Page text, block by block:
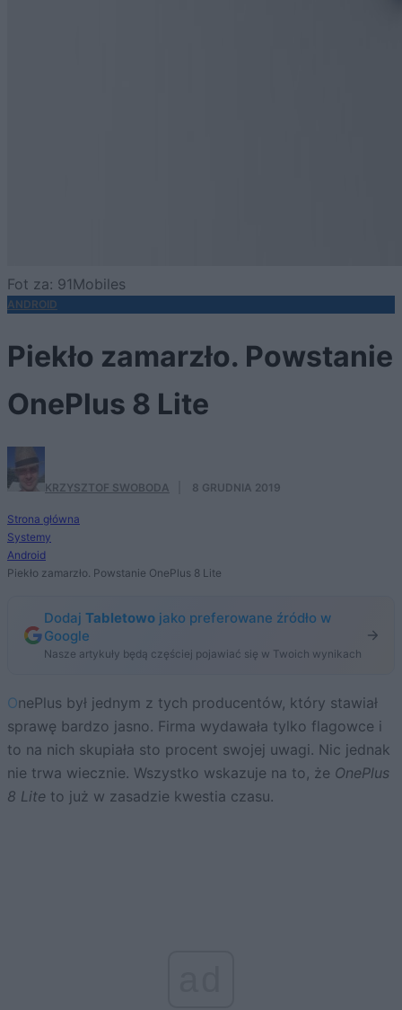
Fot za: 91Mobiles
ANDROID
Piekło zamarzło. Powstanie
OnePlus 8 Lite
KRZYSZTOF SWOBODA 8 GRUDNIA 2019
Strona główna
Systemy
Android
Piekło zamarzło. Powstanie OnePlus 8 Lite
Dodaj Tabletowo jako preferowane źródło w
Google
Nasze artykuły będą częściej pojawiać się w Twoich wynikach
OnePlus był jednym z tych producentów, który stawiał
sprawę bardzo jasno. Firma wydawała tylko flagowce i
to na nich skupiała sto procent swojej uwagi. Nic jednak
nie trwa wiecznie. Wszystko wskazuje na to, że OnePlus
8 Lite to już w zasadzie kwestia czasu.